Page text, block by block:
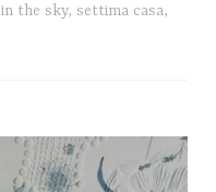
the sky,settima casa,